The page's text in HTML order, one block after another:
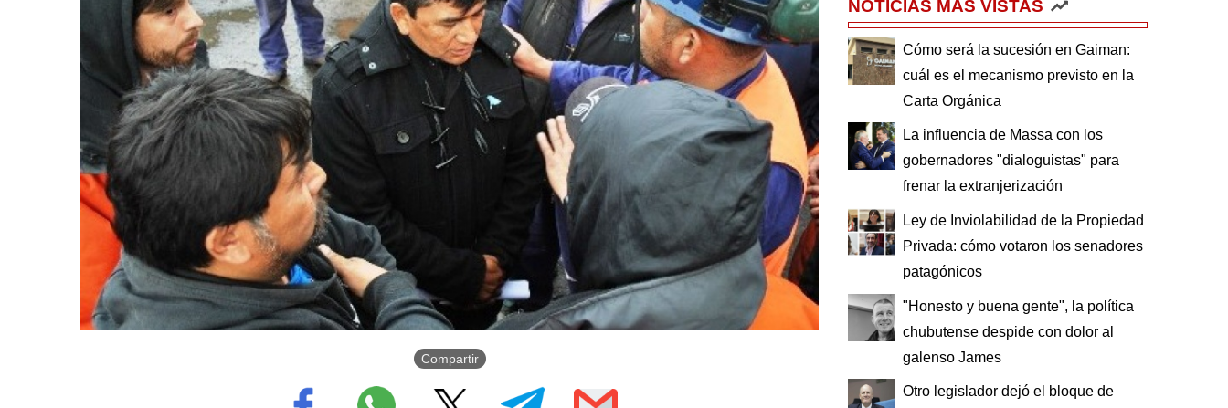
Compartir
NOTICIAS MÁS VISTAS
Cómo será la sucesión en Gaiman:
cuál es el mecanismo previsto en la
Carta Orgánica
La influencia de Massa con los
gobernadores "dialoguistas" para
frenar la extranjerización
Ley de Inviolabilidad de la Propiedad
Privada: cómo votaron los senadores
patagónicos
"Honesto y buena gente", la política
chubutense despide con dolor al
galenso James
Otro legislador dejó el bloque de